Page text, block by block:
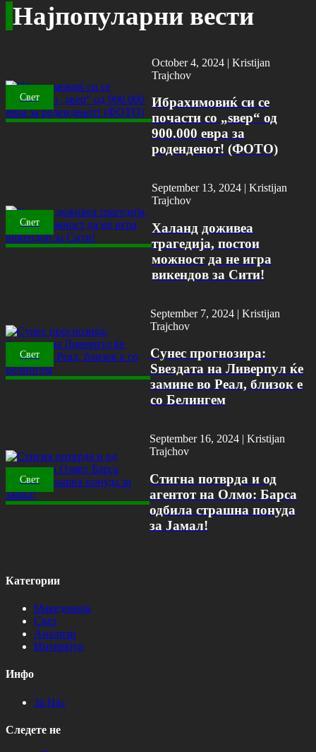
Најпопуларни вести
Свет
October 4, 2024 |Kristijan
Trajchov
Ибрахимовиќ си се
почасти со „ѕвер“ од
900.000 евра за
роденденот! (ФОТО)
Свет
September 13, 2024 | Kristijan
Trajchov
Халанд доживеа
трагедија, постои
можност да не игра
викендов за Сити!
Свет
September 7, 2024 | Kristijan
Trajchov
Сунес прогнозира:
Ѕвездата на Ливерпул ќе
замине во Реал, близок е
со Белингем
Свет
September 16, 2024 | Kristijan
Trajchov
Стигна потврда и од
агентот на Олмо: Барса
одбила страшна понуда
за Јамал!
Категории
Македонија
Свет
Анализи
Интервјуа
Инфо
За Нас
Следете не